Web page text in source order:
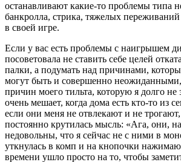
останавливают какие-то проблемы типа
банкролла, стрика, тяжелых
в своей игре.
Если у вас есть проблемы с наигрышем
посоветовала не ставить себе целей
палки, а подумать над причинами,
могут быть и совершенно
причин моего тильта, которую я долго не
очень мешает, когда дома есть кто-то из
если они меня не отвлекают и не
постоянно крутилась мысль: «Ага, они,
недовольны, что я сейчас не с ними в
уткнулась в комп и на кнопочки
времени ушло просто на то, чтобы